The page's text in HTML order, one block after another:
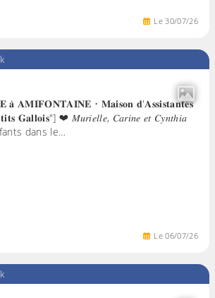
Le30/07/26
𝐀𝐌𝐈𝐅𝐎𝐍𝐓𝐀𝐈𝐍𝐄 • 𝐌𝐚𝐢𝐬𝐨𝐧 𝐝'𝐀𝐬𝐬𝐢𝐬𝐭𝐚𝐧𝐭𝐞𝐬
𝐆𝐚𝐥𝐥𝐨𝐢𝐬"] ❤ 𝑀𝑢𝑟𝑖𝑒𝑙𝑙𝑒, 𝐶𝑎𝑟𝑖𝑛𝑒 𝑒𝑡 𝐶𝑦𝑛𝑡ℎ𝑖𝑎
dans le…
Le06/07/26